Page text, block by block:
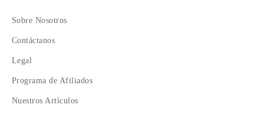
Sobre Nosotros
Contáctanos
Legal
Programa de Afiliados
Nuestros Artículos